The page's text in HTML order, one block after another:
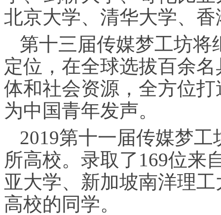
北京大学、清华大学、
第十三届传媒梦工坊将
定位，在全球选拔百余
体和社会资源，全方位
为中国青年发声。
2019第十一届传媒梦
所高校。录取了169位来
亚大学、新加坡南洋理
高校的同学。